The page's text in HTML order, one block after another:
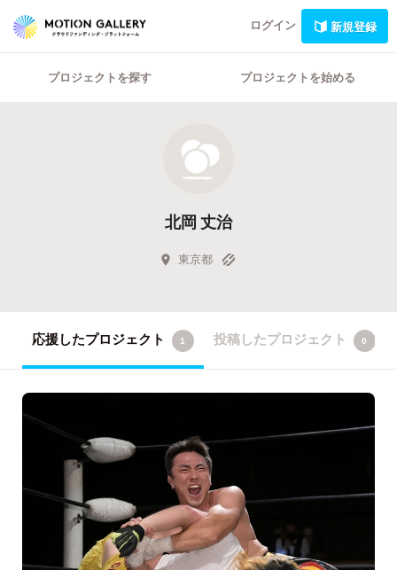
ログイン 新規登録
プロジェクトを探す プロジェクトを始める
北岡 丈治
東京都
応援したプロジェクト 1 投稿したプロジェクト 0